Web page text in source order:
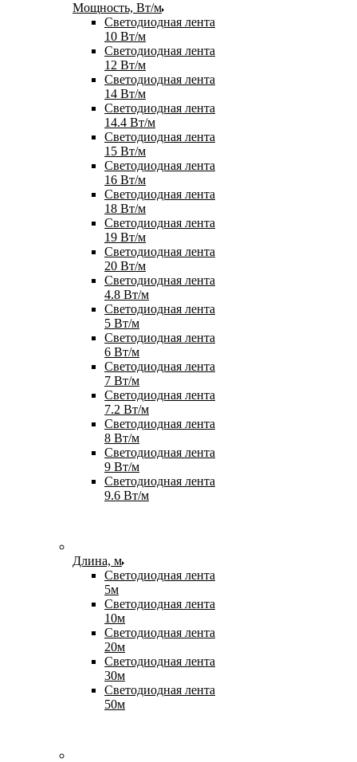
Мощность, Вт/м
Светодиодная лента
10 Вт/м
Светодиодная лента
12 Вт/м
Светодиодная лента
14 Вт/м
Светодиодная лента
14.4 Вт/м
Светодиодная лента
15 Вт/м
Светодиодная лента
16 Вт/м
Светодиодная лента
18 Вт/м
Светодиодная лента
19 Вт/м
Светодиодная лента
20 Вт/м
Светодиодная лента
4.8 Вт/м
Светодиодная лента
5 Вт/м
Светодиодная лента
6 Вт/м
Светодиодная лента
7 Вт/м
Светодиодная лента
7.2 Вт/м
Светодиодная лента
8 Вт/м
Светодиодная лента
9 Вт/м
Светодиодная лента
9.6 Вт/м
Длина, м
Светодиодная лента
5м
Светодиодная лента
10м
Светодиодная лента
20м
Светодиодная лента
30м
Светодиодная лента
50м